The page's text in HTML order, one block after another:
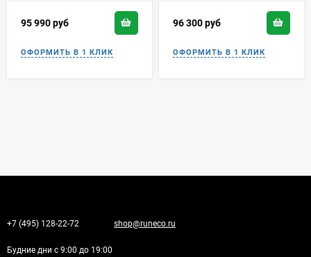
95 990руб 96 300руб
+7 (495) 128-22-72 shop@runeco.ru
Будние дни с 9:00 до 19:00